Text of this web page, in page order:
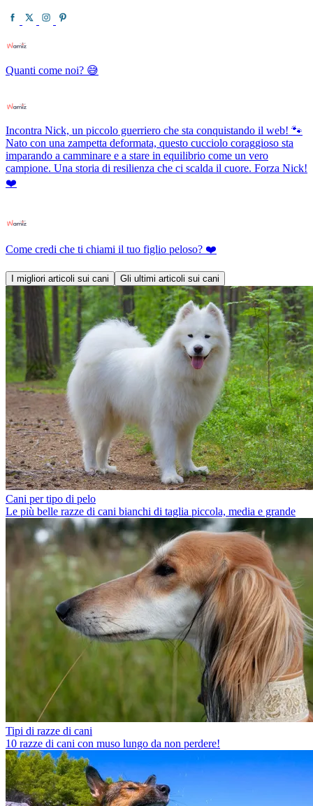
Quanti come noi? 😅
Incontra Nick, un piccolo guerriero che sta conquistando il web! 🐾
Nato con una zampetta deformata, questo cucciolo coraggioso sta
imparando a camminare e a stare in equilibrio come un vero
campione. Una storia di resilienza che ci scalda il cuore. Forza Nick!
❤️
Come credi che ti chiami il tuo figlio peloso? ❤️
I migliori articoli sui cani Gli ultimi articoli sui cani
Cani per tipo di pelo
Le più belle razze di cani bianchi di taglia piccola, media e grande
Tipi di razze di cani
10 razze di cani con muso lungo da non perdere!